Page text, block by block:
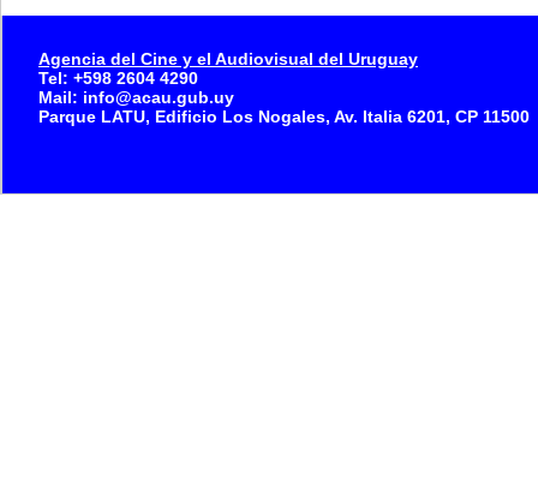
Agencia del Cine y el Audiovisual del Uruguay
Tel: +598 2604 4290
Mail: info@acau.gub.uy
Parque LATU, Edificio Los Nogales, Av. Italia 6201, CP 11500